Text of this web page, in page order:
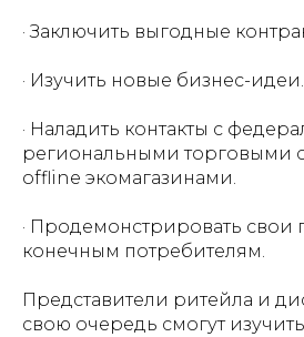
· Заключить выгодные
· Изучить новые бизнес-идеи.
· Наладить контакты с
региональными торговыми
offline экомагазинами.
· Продемонстрировать свои
конечным потребителям.
Представители ритейла и
свою очередь смогут